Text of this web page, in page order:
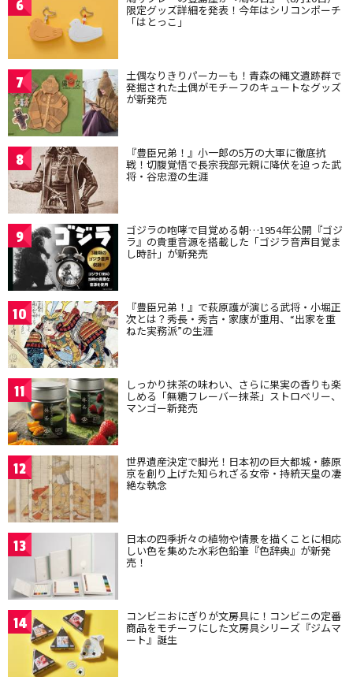
6 限定グッズ詳細を発表！今年はシリコンポーチ
「はとっこ」
7 土偶なりきりパーカーも！青森の縄文遺跡群で
発掘された土偶がモチーフのキュートなグッズ
が新発売
8 『豊臣兄弟！』小一郎の5万の大軍に徹底抗
戦！切腹覚悟で長宗我部元親に降伏を迫った武
将・谷忠澄の生涯
9 ゴジラの咆哮で目覚める朝…1954年公開『ゴジ
ラ』の貴重音源を搭載した「ゴジラ音声目覚ま
し時計」が新発売
10 『豊臣兄弟！』で萩原護が演じる武将・小堀正
次とは？秀長・秀吉・家康が重用、“出家を重
ねた実務派”の生涯
11 しっかり抹茶の味わい、さらに果実の香りも楽
しめる「無糖フレーバー抹茶」ストロベリー、
マンゴー新発売
12 世界遺産決定で脚光！日本初の巨大都城・藤原
京を創り上げた知られざる女帝・持統天皇の凄
絶な執念
13 日本の四季折々の植物や情景を描くことに相応
しい色を集めた水彩色鉛筆『色辞典』が新発
売！
14 コンビニおにぎりが文房具に！コンビニの定番
商品をモチーフにした文房具シリーズ『ジムマ
ート』誕生